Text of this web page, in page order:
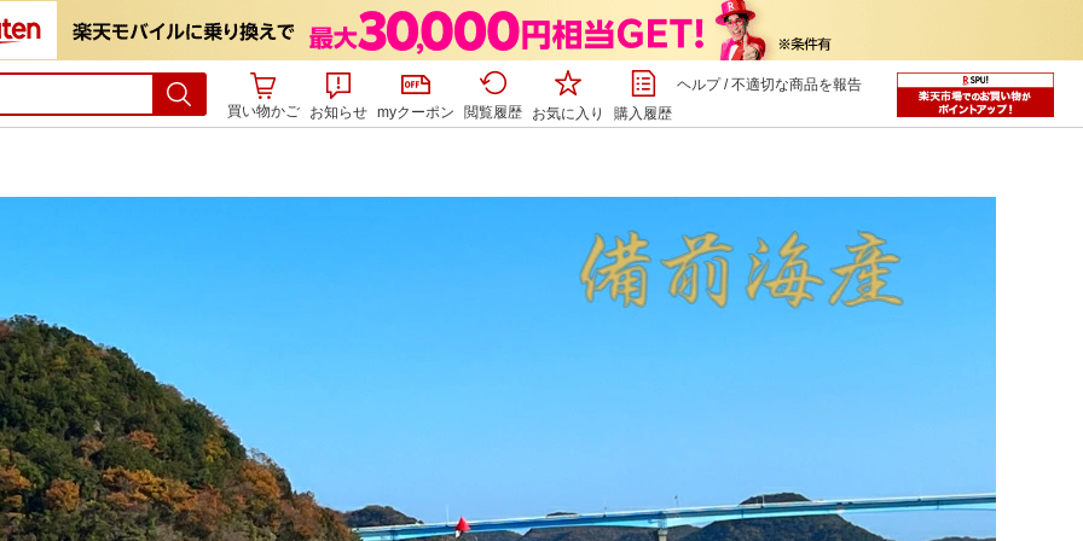
買い物かご お知らせ myクーポン 閲覧履歴 お気に入り 購入履歴
ヘルプ/不適切な商品を報告